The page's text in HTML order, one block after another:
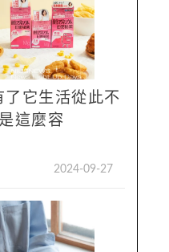
它生活從此不
這麼容
2024-09-27